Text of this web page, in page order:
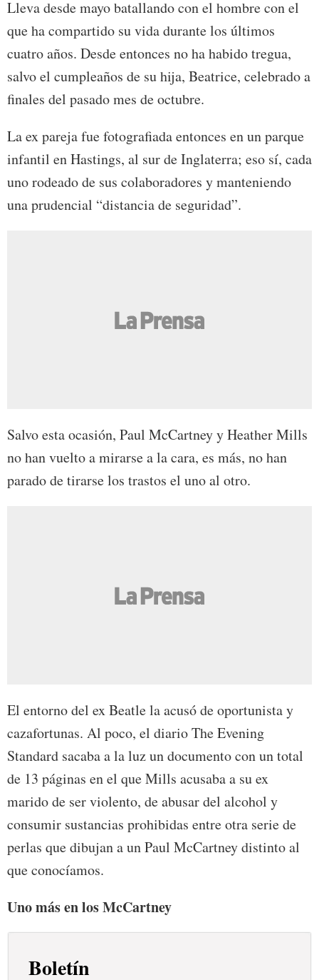
Lleva desde mayo batallando con el hombre con el
que ha compartido su vida durante los últimos
cuatro años. Desde entonces no ha habido tregua,
salvo el cumpleaños de su hija, Beatrice, celebrado a
finales del pasado mes de octubre.
La ex pareja fue fotografiada entonces en un parque
infantil en Hastings, al sur de Inglaterra; eso sí, cada
uno rodeado de sus colaboradores y manteniendo
una prudencial “distancia de seguridad”.
Salvo esta ocasión, Paul McCartney y Heather Mills
no han vuelto a mirarse a la cara, es más, no han
parado de tirarse los trastos el uno al otro.
El entorno del ex Beatle la acusó de oportunista y
cazafortunas. Al poco, el diario The Evening
Standard sacaba a la luz un documento con un total
de 13 páginas en el que Mills acusaba a su ex
marido de ser violento, de abusar del alcohol y
consumir sustancias prohibidas entre otra serie de
perlas que dibujan a un Paul McCartney distinto al
que conocíamos.
Uno más en los McCartney
Boletín